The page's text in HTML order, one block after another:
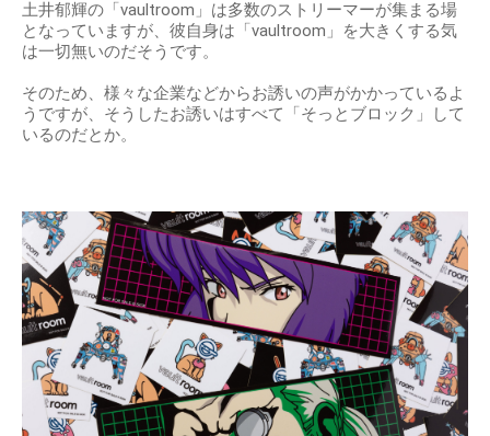
土井郁輝の「vaultroom」は多数のストリーマーが集まる場
となっていますが、彼自身は「vaultroom」を大きくする気
は一切無いのだそうです。
そのため、様々な企業などからお誘いの声がかかっているよ
うですが、そうしたお誘いはすべて「そっとブロック」して
いるのだとか。